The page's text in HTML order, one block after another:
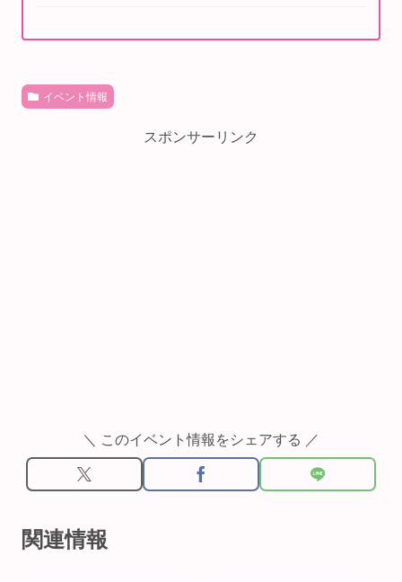
イベント情報
スポンサーリンク
＼ このイベント情報をシェアする ／
関連情報